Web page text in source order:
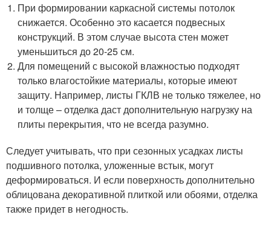
При формировании каркасной системы потолок
снижается. Особенно это касается подвесных
конструкций. В этом случае высота стен может
уменьшиться до 20-25 см.
Для помещений с высокой влажностью подходят
только влагостойкие материалы, которые имеют
защиту. Например, листы ГКЛВ не только тяжелее, но
и толще – отделка даст дополнительную нагрузку на
плиты перекрытия, что не всегда разумно.
Следует учитывать, что при сезонных усадках листы
подшивного потолка, уложенные встык, могут
деформироваться. И если поверхность дополнительно
облицована декоративной плиткой или обоями, отделка
также придет в негодность.